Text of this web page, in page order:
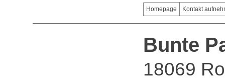
Homepage Kontakt
Bunte
18069